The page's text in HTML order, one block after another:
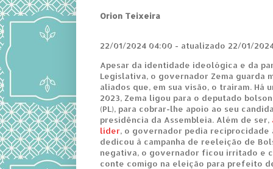
Orion Teixeira
22/01/2024 04:00 - atualizado 22/01/
Apesar da identidade ideológica e da
Legislativa, o governador Zema guarda
aliados que, em sua visão, o traíram. Há
2023, Zema ligou para o deputado
(PL), para cobrar-lhe apoio ao seu
presidência da Assembleia. Além de ser,
líder, o governador pedia reciprocidade
dedicou à campanha de reeleição de
negativa, o governador ficou irritado e
conte comigo na eleição para prefeito